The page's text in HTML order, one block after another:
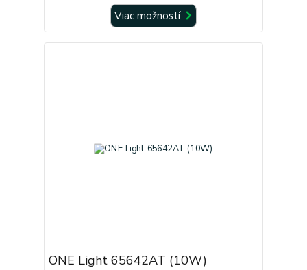
Viac možností
ONE Light 65642AT (10W)